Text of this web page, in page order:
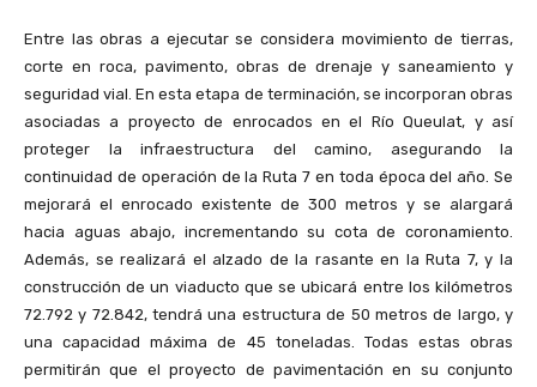
Entre las obras a ejecutar se considera movimiento de tierras,
corte en roca, pavimento, obras de drenaje y saneamiento y
seguridad vial. En esta etapa de terminación, se incorporan obras
asociadas a proyecto de enrocados en el Río Queulat, y así
proteger la infraestructura del camino, asegurando la
continuidad de operación de la Ruta 7 en toda época del año. Se
mejorará el enrocado existente de 300 metros y se alargará
hacia aguas abajo, incrementando su cota de coronamiento.
Además, se realizará el alzado de la rasante en la Ruta 7, y la
construcción de un viaducto que se ubicará entre los kilómetros
72.792 y 72.842, tendrá una estructura de 50 metros de largo, y
una capacidad máxima de 45 toneladas. Todas estas obras
permitirán que el proyecto de pavimentación en su conjunto